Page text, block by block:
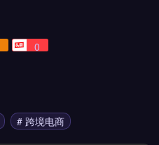
0
# 跨境电商